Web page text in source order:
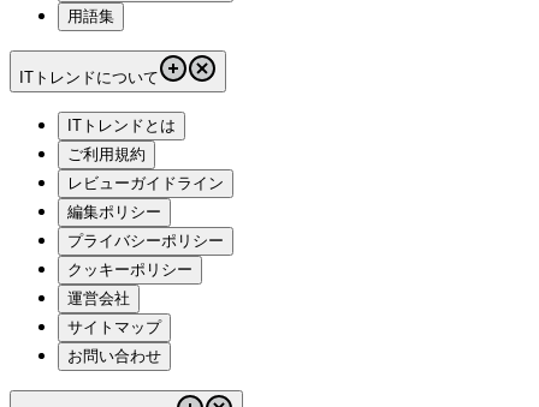
用語集
ITトレンドについて
ITトレンドとは
ご利用規約
レビューガイドライン
編集ポリシー
プライバシーポリシー
クッキーポリシー
運営会社
サイトマップ
お問い合わせ